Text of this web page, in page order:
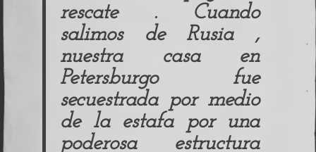
rescate . Cuando
salimos de Rusia ,
nuestra casa en
Petersburgo fue
secuestrada por medio
de la estafa por una
poderosa estructura